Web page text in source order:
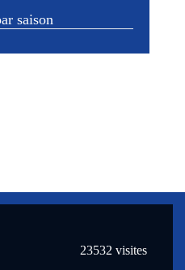
saison
23532 visites